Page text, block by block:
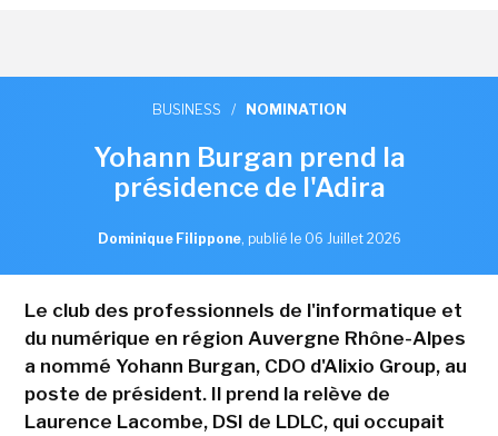
BUSINESS / NOMINATION
Yohann Burgan prend la
présidence de l'Adira
Dominique Filippone, publié le 06 Juillet 2026
Le club des professionnels de l'informatique et
du numérique en région Auvergne Rhône-Alpes
a nommé Yohann Burgan, CDO d'Alixio Group, au
poste de président. Il prend la relève de
Laurence Lacombe, DSI de LDLC, qui occupait